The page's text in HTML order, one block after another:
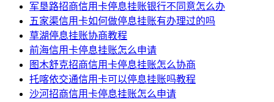
军垦路招商信用卡停息挂账银行不同意怎么办
五家渠信用卡如何做停息挂账有办理过的吗
草湖停息挂账协商教程
前海信用卡停息挂账怎么申请
图木舒克招商信用卡停息挂账怎么协商
托喀依交通信用卡可以停息挂账吗教程
沙河招商信用卡停息挂账怎么申请